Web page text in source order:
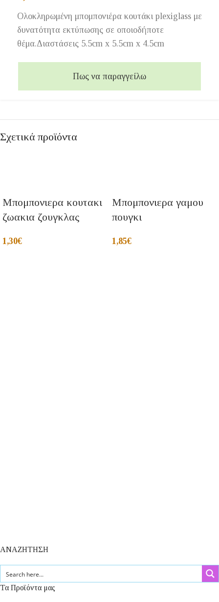
Ολοκληρωμένη μπομπονιέρα κουτάκι plexiglass με
δυνατότητα εκτύπωσης σε οποιοδήποτε
θέμα.Διαστάσεις 5.5cm x 5.5cm x 4.5cm
Πως να παραγγείλω
Σχετικά προϊόντα
Μπομπονιερα κουτακι
ζωακια ζουγκλας
1,30€
Μπομπονιερα γαμου
πουγκι
1,85€
ΑΝΑΖΗΤΗΣΗ
Τα Προϊόντα μας